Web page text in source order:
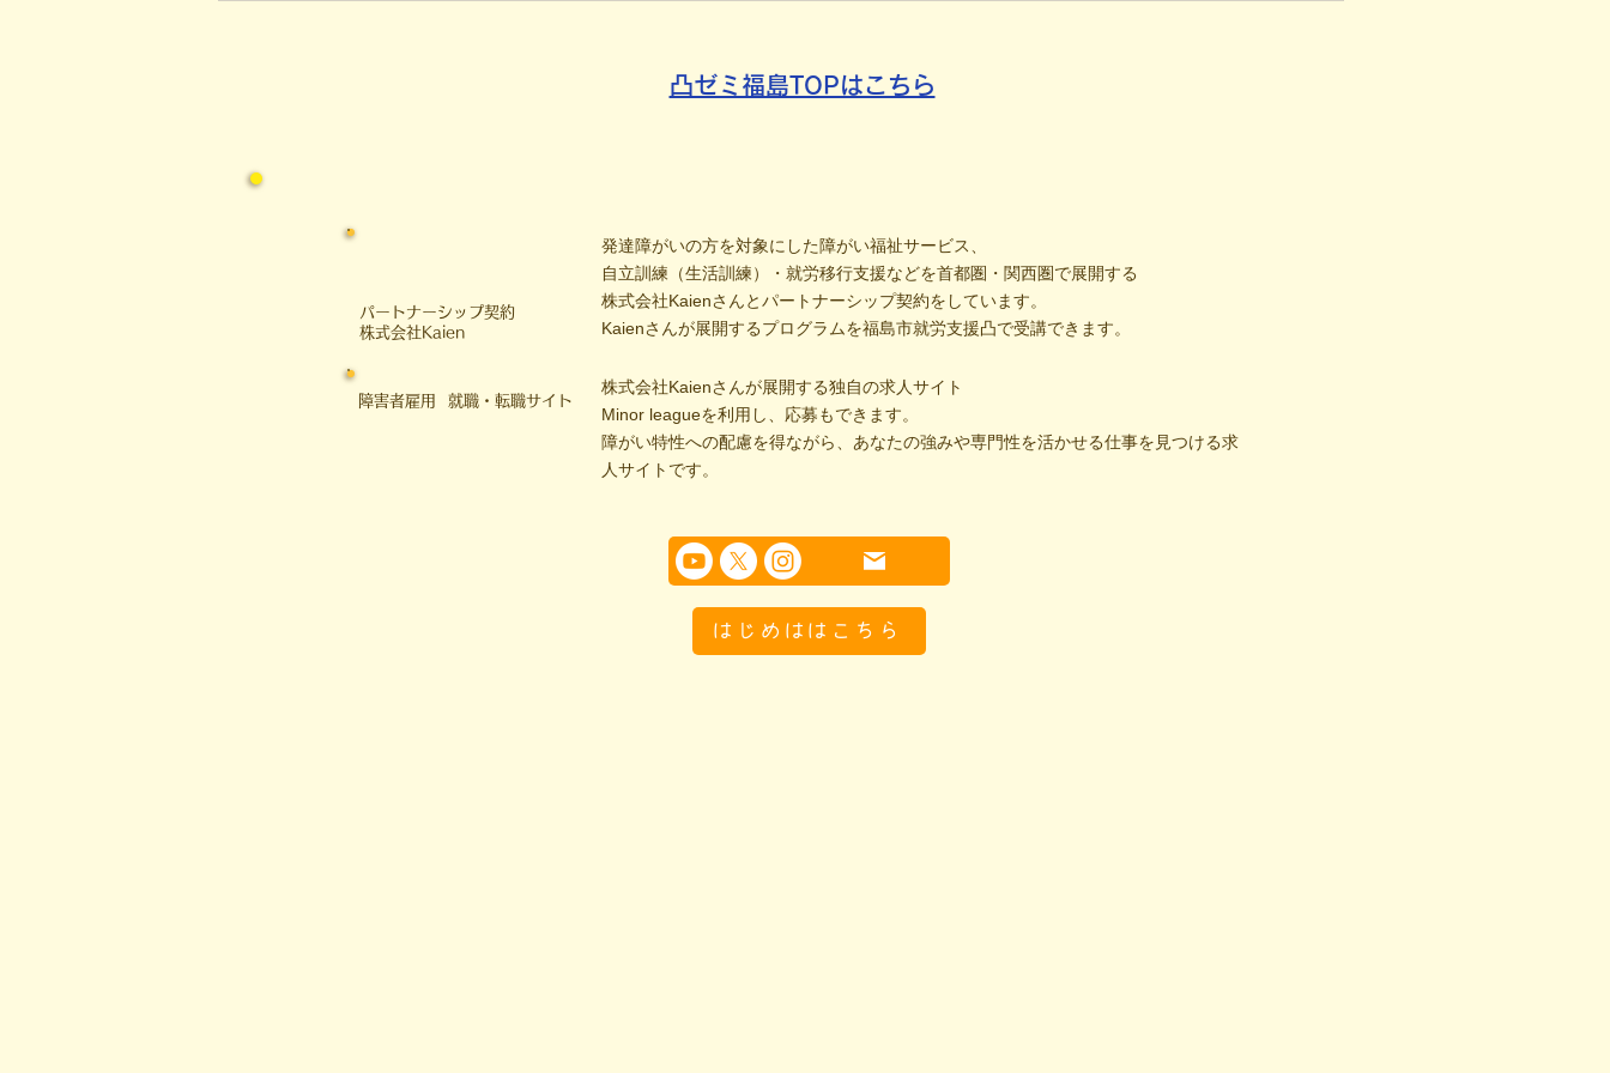
凸ゼミ福島TOPはこちら
​パートナーシップ契約
​株式会社Kaien
発達障がいの方を対象にした障がい福祉サービス、
自立訓練（生活訓練）・就労移行支援などを首都圏・関西圏で展開する
株式会社Kaienさんとパートナーシップ契約をしています。
Kaienさんが展開するプログラムを福島市就労支援凸で受講できます。
障害者雇用 就職・転職サイト
株式会社Kaienさんが展開する独自の求人サイト
Minor leagueを利用し、応募もできます。
障がい特性への配慮を得ながら、あなたの強みや専門性を活かせる仕事を見つける求
人サイトです。
はじめははこちら